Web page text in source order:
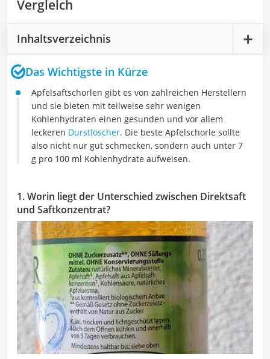
Vergleich
Inhaltsverzeichnis
Das Wichtigste in Kürze
Apfelsaftschorlen gibt es von zahlreichen Herstellern
und sie bieten mit teilweise sehr wenigen
Kohlenhydraten einen gesunden und vor allem
leckeren Durstlöscher. Die beste Apfelschorle sollte
also nicht nur gut schmecken, sondern auch unter 7
g pro 100 ml Kohlenhydrate aufweisen.
1. Worin liegt der Unterschied zwischen Direktsaft
und Saftkonzentrat?